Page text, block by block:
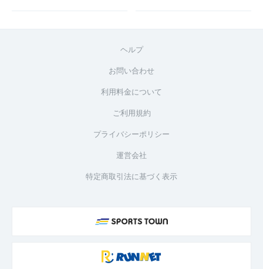
ヘルプ
お問い合わせ
利用料金について
ご利用規約
プライバシーポリシー
運営会社
特定商取引法に基づく表示